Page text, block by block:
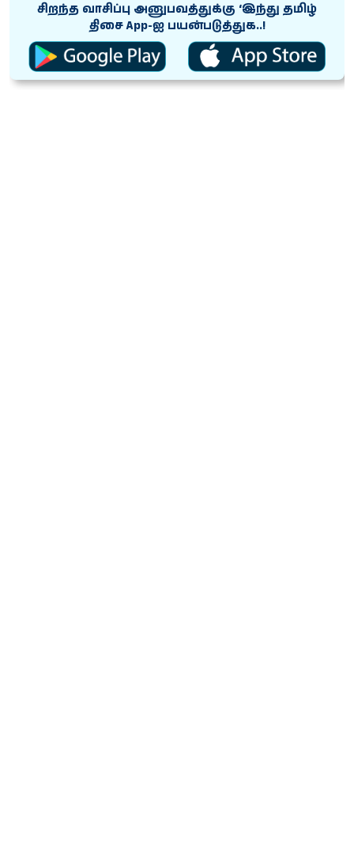
சிறந்த வாசிப்பு அனுபவத்துக்கு ‘இந்து தமிழ்
திசை App-ஐ பயன்படுத்துக..!